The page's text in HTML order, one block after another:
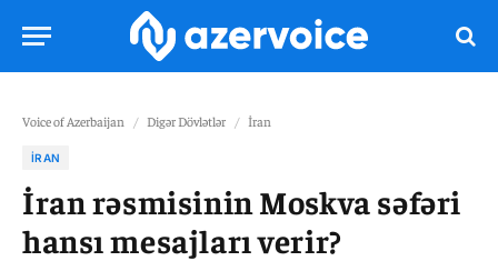
Voice of Azerbaijan / Digər Dövlətlər / İran
İRAN
İran rəsmisinin Moskva səfəri
hansı mesajları verir?